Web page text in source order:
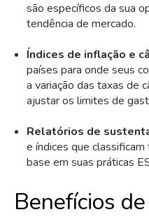
são específicos da sua
tendência de mercado.
Índices de inflação e
países para onde seus
a variação das taxas de
ajustar os limites de
Relatórios de
e índices que
base em suas práticas
Benefícios